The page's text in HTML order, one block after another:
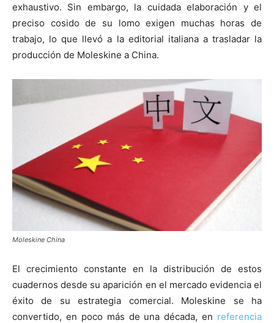
exhaustivo. Sin embargo, la cuidada elaboración y el
preciso cosido de su lomo exigen muchas horas de
trabajo, lo que llevó a la editorial italiana a trasladar la
producción de Moleskine a China.
Moleskine China
El crecimiento constante en la distribución de estos
cuadernos desde su aparición en el mercado evidencia el
éxito de su estrategia comercial. Moleskine se ha
convertido, en poco más de una década, en referencia